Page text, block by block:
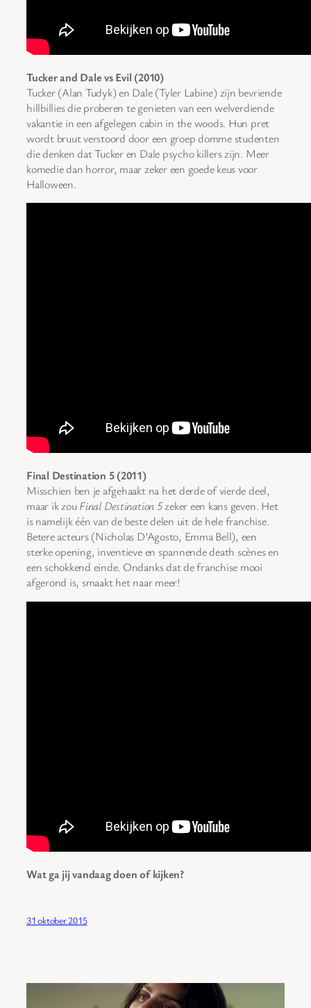
Tucker and Dale vs Evil (2010)
Tucker (Alan Tudyk) en Dale (Tyler Labine) zijn bevriende
hillbillies die proberen te genieten van een welverdiende
vakantie in een afgelegen cabin in the woods. Hun pret
wordt bruut verstoord door een groep domme studenten
die denken dat Tucker en Dale psycho killers zijn. Meer
komedie dan horror, maar zeker een goede keus voor
Halloween.
Final Destination 5 (2011)
Misschien ben je afgehaakt na het derde of vierde deel,
maar ik zou Final Destination 5zeker een kans geven. Het
is namelijk één van de beste delen uit de hele franchise.
Betere acteurs (Nicholas D’Agosto, Emma Bell), een
sterke opening, inventieve en spannende death scènes en
een schokkend einde. Ondanks dat de franchise mooi
afgerond is, smaakt het naar meer!
Wat ga jij vandaag doen of kijken?
31 oktober 2015